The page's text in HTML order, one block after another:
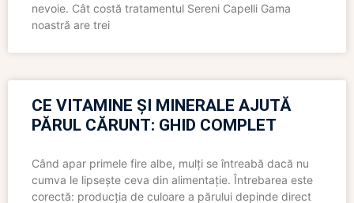
nevoie. Cât costă tratamentul Sereni Capelli Gama
noastră are trei
CE VITAMINE ȘI MINERALE AJUTĂ
PĂRUL CĂRUNT: GHID COMPLET
Când apar primele fire albe, mulți se întreabă dacă nu
cumva le lipsește ceva din alimentație. Întrebarea este
corectă: producția de culoare a părului depinde direct